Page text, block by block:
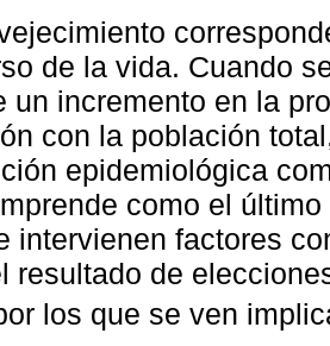
de la vida. Cuando
un incremento en la
con la población
epidemiológica
como el
intervienen factores
resultado de
los que se ven